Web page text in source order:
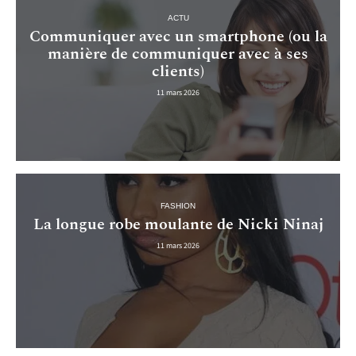
ACTU
Communiquer avec un smartphone (ou la
manière de communiquer avec à ses
clients)
11 mars 2026
FASHION
La longue robe moulante de Nicki Ninaj
11 mars 2026